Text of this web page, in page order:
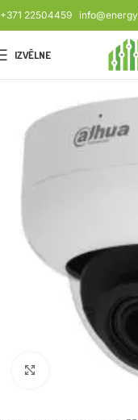
+371 22504459
IZVĒLNE
Noklikšķiniet, lai